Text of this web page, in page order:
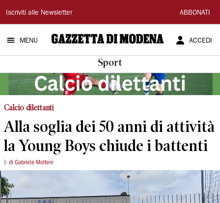
Gazzetta
di
Modena
Iscriviti alle Newsletter ABBONATI
MENU ACCEDI
Sport
Calcio dilettanti
Alla soglia dei 50 anni di attività
la Young Boys chiude i battenti
di Gabriele Molteni